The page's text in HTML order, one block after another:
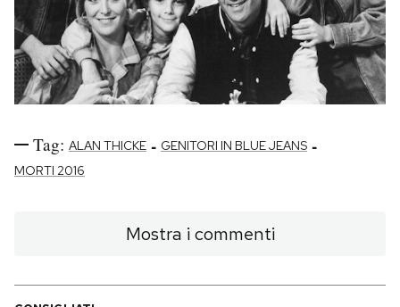
Tag: ALAN THICKE - GENITORI IN BLUE JEANS -
MORTI 2016
Mostra i commenti